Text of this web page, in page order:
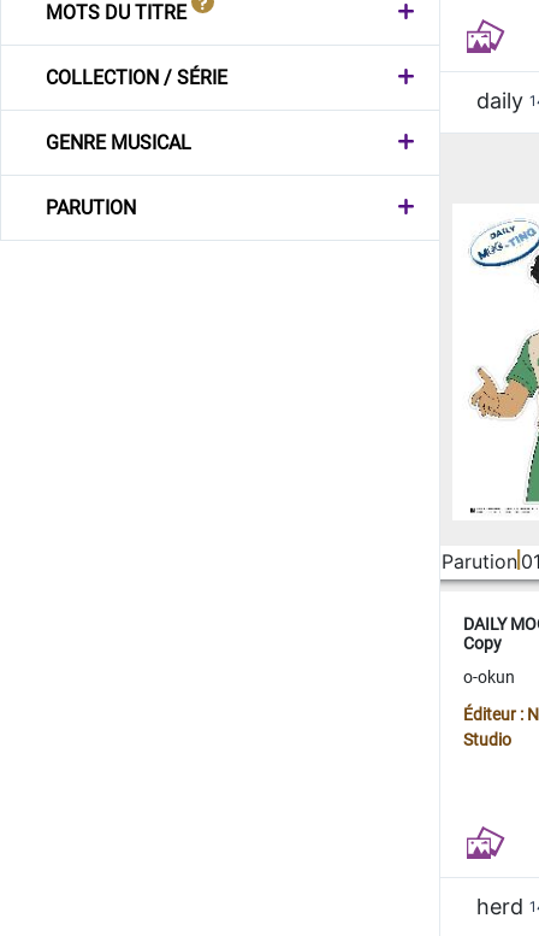
MOTS DU TITRE
COLLECTION / SÉRIE
GENRE MUSICAL
PARUTION
daily
Parution
DAILY
Copy
o-okun
Éditeur :
Studio
herd